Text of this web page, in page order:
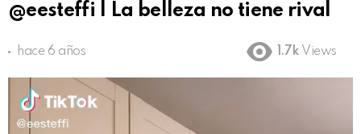
@eesteffi | La belleza no tiene rival
hace 6 años 1.7k Views
de
vídeo